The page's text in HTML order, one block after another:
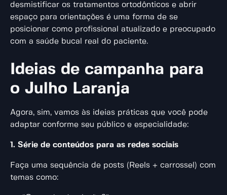
desmistificar os tratamentos ortodônticos e abrir
espaço para orientações é uma forma de se
posicionar como profissional atualizado e preocupado
com a saúde bucal real do paciente.
Ideias de campanha para
o Julho Laranja
Agora, sim, vamos às ideias práticas que você pode
adaptar conforme seu público e especialidade:
1. Série de conteúdos para as redes sociais
Faça uma sequência de posts (Reels + carrossel) com
temas como: